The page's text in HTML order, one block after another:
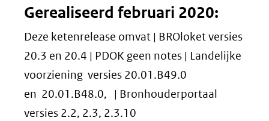
Gerealiseerd februari 2020:
Deze ketenrelease omvat | BROloket versies
20.3 en 20.4 | PDOK geen notes | Landelijke
voorziening versies 20.01.B49.0
en 20.01.B48.0, | Bronhouderportaal
versies 2.2, 2.3, 2.3.10